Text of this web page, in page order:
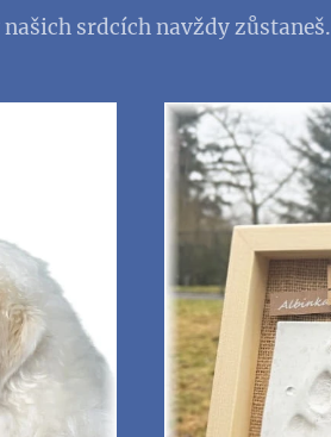
srdcích navždy zůstaneš.